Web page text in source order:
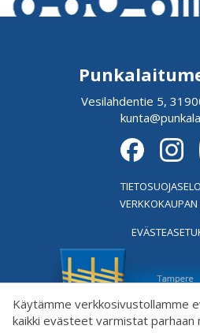
Käytämme verkkosivustollamme
kaikki evästeet varmistat parhaan
Vesilahdentie 5,